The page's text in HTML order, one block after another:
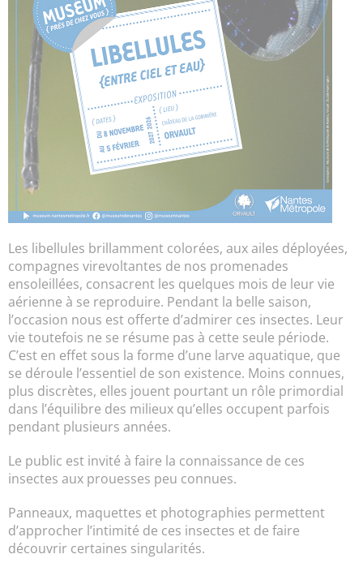
Les libellules brillamment colorées, aux ailes déployées,
compagnes virevoltantes de nos promenades
ensoleillées, consacrent les quelques mois de leur vie
aérienne à se reproduire. Pendant la belle saison,
l’occasion nous est offerte d’admirer ces insectes. Leur
vie toutefois ne se résume pas à cette seule période.
C’est en effet sous la forme d’une larve aquatique, que
se déroule l’essentiel de son existence. Moins connues,
plus discrètes, elles jouent pourtant un rôle primordial
dans l’équilibre des milieux qu’elles occupent parfois
pendant plusieurs années.
Le public est invité à faire la connaissance de ces
insectes aux prouesses peu connues.
Panneaux, maquettes et photographies permettent
d’approcher l’intimité de ces insectes et de faire
découvrir certaines singularités.